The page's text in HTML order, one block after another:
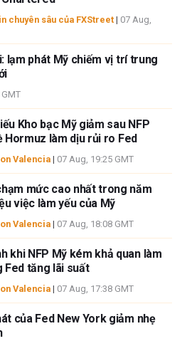
tin được tìm thấy ở cuối các liên kết
trong nội dung bài viết, tại thời điểm viết
có quan hệ kinh doanh với bất kỳ công ty
nhận được tiền công cho việc viết bài
xác, đầy đủ hoặc phù hợp của thông
không chịu trách nhiệm về bất kỳ sai sót,
thương tích hoặc thiệt hại nào phát sinh từ
sử dụng thông tin này. Ngoại trừ các
là các cố vấn đầu tư đã đăng ký và không
này nhằm mục đích tư vấn đầu tư.
chuyên sâu của FXStreet | 07 Aug,
lạm phát Mỹ chiếm vị trí trung
Kho bạc Mỹ giảm sau NFP
Hormuz làm dịu rủi ro Fed
Valencia | 07 Aug, 19:25 GMT
mức cao nhất trong năm
việc làm yếu của Mỹ
Valencia | 07 Aug, 18:08 GMT
khi NFP Mỹ kém khả quan làm
Fed tăng lãi suất
Valencia | 07 Aug, 17:38 GMT
của Fed New York giảm nhẹ